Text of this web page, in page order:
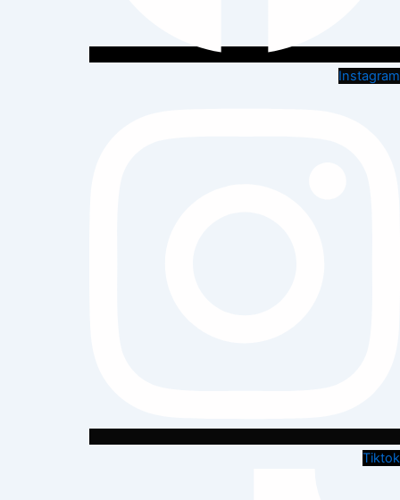
Instagram
Tiktok